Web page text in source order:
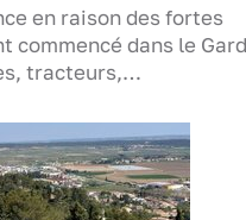
en raison des fortes
commencé dans le
tracteurs,…